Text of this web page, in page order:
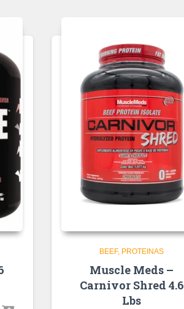
BEEF PROTEINAS
Muscle Meds –
Carnivor Shred 4.6
Lbs